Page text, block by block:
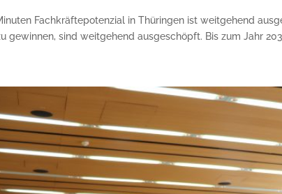
Fachkräftepotenzial in Thüringen ist weitgehend
gewinnen, sind weitgehend ausgeschöpft. Bis zum Jahr